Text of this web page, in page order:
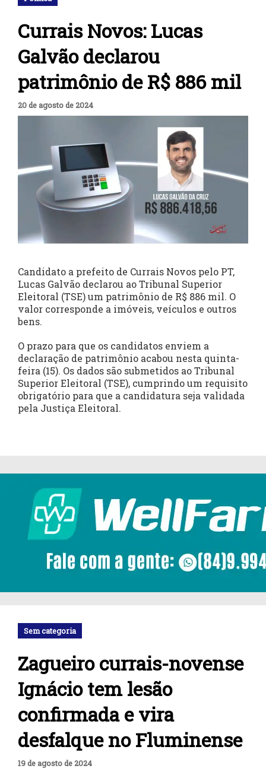
Currais Novos: Lucas
Galvão declarou
patrimônio de R$ 886 mil
20 de agosto de 2024
Candidato a prefeito de Currais Novos pelo PT,
Lucas Galvão declarou ao Tribunal Superior
Eleitoral (TSE) um patrimônio de R$ 886 mil. O
valor corresponde a imóveis, veículos e outros
bens.
O prazo para que os candidatos enviem a
declaração de patrimônio acabou nesta quinta-
feira (15). Os dados são submetidos ao Tribunal
Superior Eleitoral (TSE), cumprindo um requisito
obrigatório para que a candidatura seja validada
pela Justiça Eleitoral.
Sem categoria
Zagueiro currais-novense
Ignácio tem lesão
confirmada e vira
desfalque no Fluminense
19 de agosto de 2024